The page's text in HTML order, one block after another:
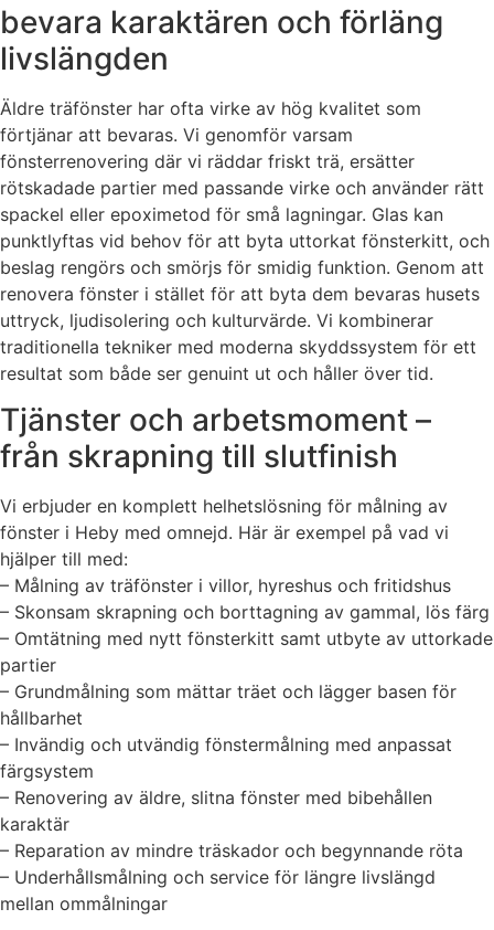
bevara karaktären och förläng
livslängden
Äldre träfönster har ofta virke av hög kvalitet som
förtjänar att bevaras. Vi genomför varsam
fönsterrenovering där vi räddar friskt trä, ersätter
rötskadade partier med passande virke och använder rätt
spackel eller epoximetod för små lagningar. Glas kan
punktlyftas vid behov för att byta uttorkat fönsterkitt, och
beslag rengörs och smörjs för smidig funktion. Genom att
renovera fönster i stället för att byta dem bevaras husets
uttryck, ljudisolering och kulturvärde. Vi kombinerar
traditionella tekniker med moderna skyddssystem för ett
resultat som både ser genuint ut och håller över tid.
Tjänster och arbetsmoment –
från skrapning till slutfinish
Vi erbjuder en komplett helhetslösning för målning av
fönster i Heby med omnejd. Här är exempel på vad vi
hjälper till med:
– Målning av träfönster i villor, hyreshus och fritidshus
– Skonsam skrapning och borttagning av gammal, lös färg
– Omtätning med nytt fönsterkitt samt utbyte av uttorkade
partier
– Grundmålning som mättar träet och lägger basen för
hållbarhet
– Invändig och utvändig fönstermålning med anpassat
färgsystem
– Renovering av äldre, slitna fönster med bibehållen
karaktär
– Reparation av mindre träskador och begynnande röta
– Underhållsmålning och service för längre livslängd
mellan ommålningar